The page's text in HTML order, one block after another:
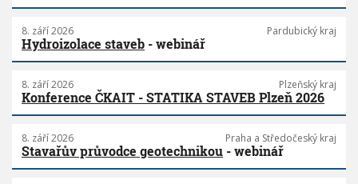
8. září 2026 Pardubický kraj
Hydroizolace staveb - webinář
8. září 2026 Plzeňský kraj
Konference ČKAIT - STATIKA STAVEB Plzeň 2026
8. září 2026 Praha a Středočeský kraj
Stavařův průvodce geotechnikou - webinář